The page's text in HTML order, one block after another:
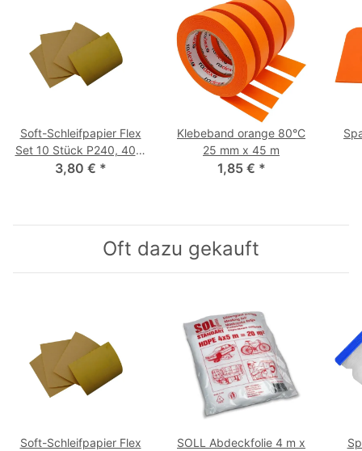
Soft-Schleifpapier Flex
Set 10 Stück P240, 400,
600, 800
3,80 € *
Klebeband orange 80°C
25 mm x 45 m
1,85 € *
Oft dazu gekauft
Soft-Schleifpapier Flex
SOLL Abdeckfolie 4 m x